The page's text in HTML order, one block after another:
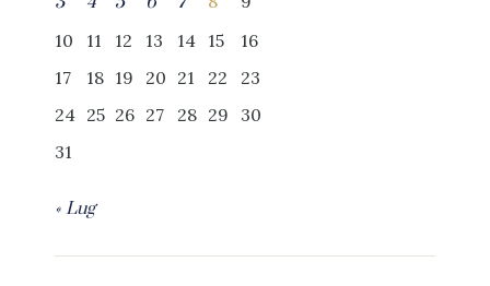
10
11 12 13 14 15
16
17
18 19 20 21 22
23
24 25 26 27 28 29
30
31
« Lug